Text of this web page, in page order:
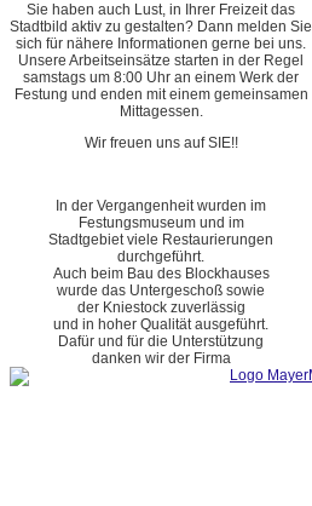
Sie haben auch Lust, in Ihrer Freizeit das
Stadtbild aktiv zu gestalten? Dann melden Sie
sich für nähere Informationen gerne bei uns.
Unsere Arbeitseinsätze starten in der Regel
samstags um 8:00 Uhr an einem Werk der
Festung und enden mit einem gemeinsamen
Mittagessen.
Wir freuen uns auf SIE!!
In der Vergangenheit wurden im
Festungsmuseum und im
Stadtgebiet viele Restaurierungen
durchgeführt.
Auch beim Bau des Blockhauses
wurde das Untergeschoß sowie
der Kniestock zuverlässig
und in hoher Qualität ausgeführt.
Dafür und für die Unterstützung
danken wir der Firma